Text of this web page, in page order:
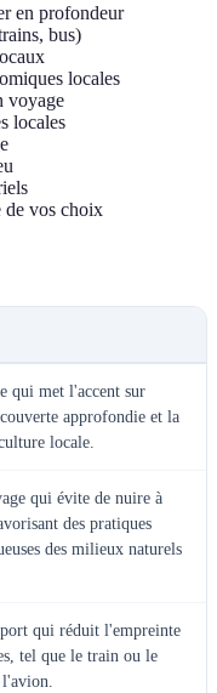
en profondeur
bus)
locales
voyage
locales
de vos choix
qui met l'accent sur
approfondie et la
locale.
qui évite de nuire à
des pratiques
des milieux naturels
qui réduit l'empreinte
tel que le train ou le